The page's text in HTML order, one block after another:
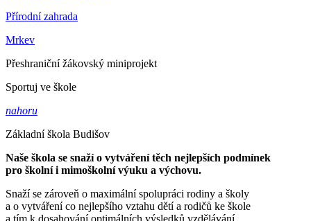
Přírodní zahrada
Mrkev
Přeshraniční žákovský miniprojekt
Sportuj ve škole
nahoru
Základní škola Budišov
Naše škola se snaží o vytváření těch nejlepších podmínek
pro školní i mimoškolní výuku a výchovu.
Snaží se zároveň o maximální spolupráci rodiny a školy
a o vytváření co nejlepšího vztahu dětí a rodičů ke škole